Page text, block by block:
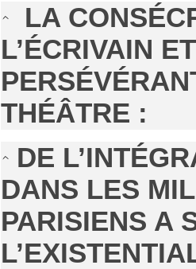
LA
L’ÉCRIVAIN
THÉÂTRE :
DE
DANS LES
PARISIENS A